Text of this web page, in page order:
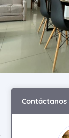
Contáctanos